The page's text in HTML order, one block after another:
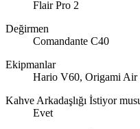
Flair Pro 2
Değirmen
Comandante C40
Ekipmanlar
Hario V60, Origami Air
Kahve Arkadaşlığı İstiyor
Evet